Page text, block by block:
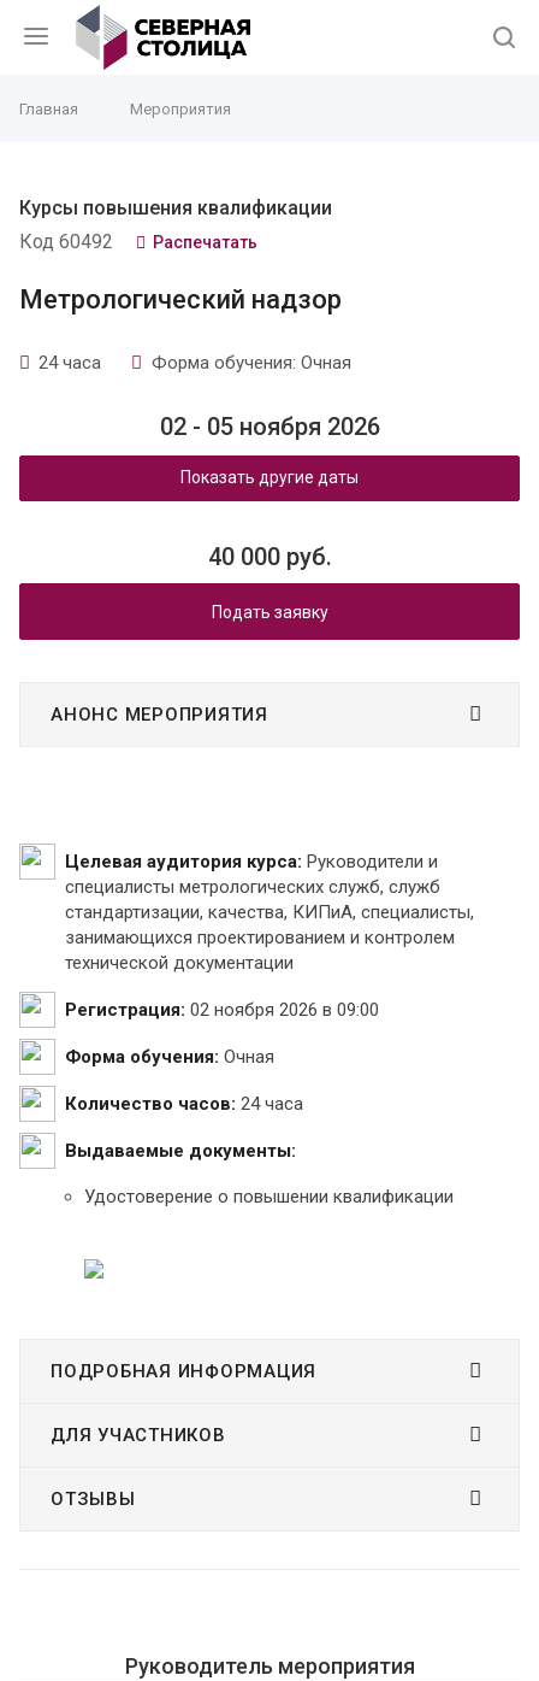
Главная Мероприятия
Курсы повышения квалификации
Код 60492
Распечатать
Метрологический надзор
24 часа Форма обучения: Очная
02 - 05 ноября 2026
Показать другие даты
40 000 руб.
Подать заявку
АНОНС МЕРОПРИЯТИЯ
Целевая аудитория курса: Руководители и
специалисты метрологических служб, служб
стандартизации, качества, КИПиА, специалисты,
занимающихся проектированием и контролем
технической документации
Регистрация: 02 ноября 2026 в 09:00
Форма обучения: Очная
Количество часов: 24 часа
Выдаваемые документы:
Удостоверение о повышении квалификации
ПОДРОБНАЯ ИНФОРМАЦИЯ
ДЛЯ УЧАСТНИКОВ
ОТЗЫВЫ
Руководитель мероприятия